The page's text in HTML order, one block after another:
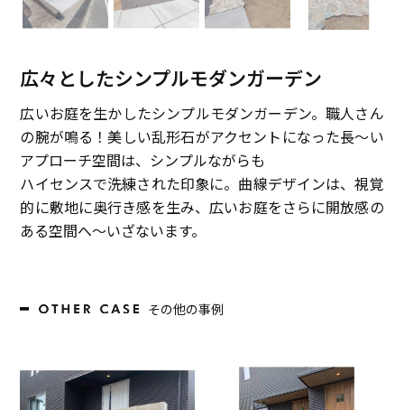
広々としたシンプルモダンガーデン
広いお庭を生かしたシンプルモダンガーデン。職人さん
の腕が鳴る！美しい乱形石がアクセントになった長～い
アプローチ空間は、シンプルながらも
ハイセンスで洗練された印象に。曲線デザインは、視覚
的に敷地に奥行き感を生み、広いお庭をさらに開放感の
ある空間へ～いざないます。
その他の事例